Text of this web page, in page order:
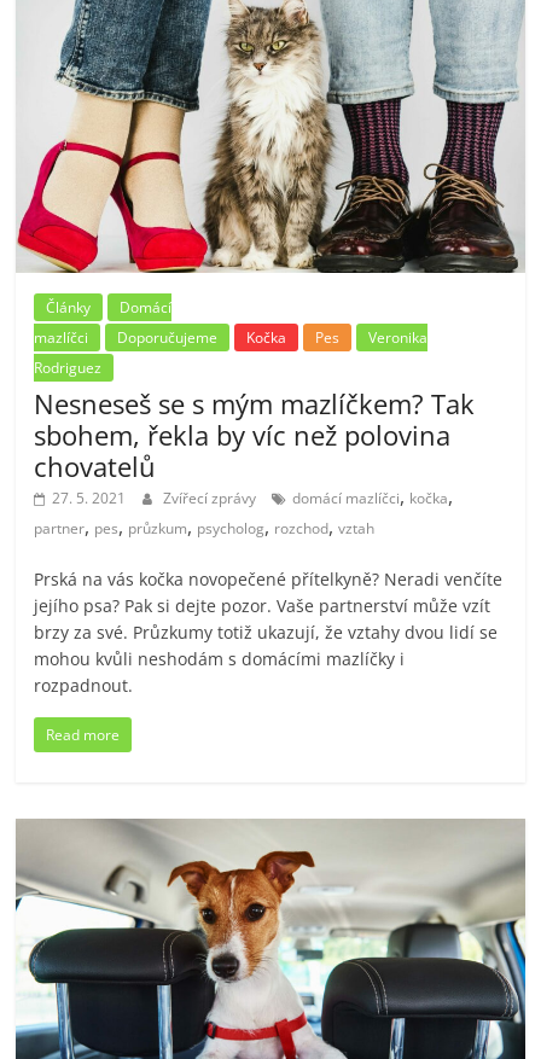
Články
Domácí
mazlíčci
Doporučujeme Kočka Pes
Veronika
Rodriguez
Nesneseš se s mým mazlíčkem? Tak
sbohem, řekla by víc než polovina
chovatelů
27. 5. 2021 Zvířecí zprávy domácí mazlíčci, kočka,
partner, pes, průzkum, psycholog, rozchod,vztah
Prská na vás kočka novopečené přítelkyně? Neradi venčíte
jejího psa? Pak si dejte pozor. Vaše partnerství může vzít
brzy za své. Průzkumy totiž ukazují, že vztahy dvou lidí se
mohou kvůli neshodám s domácími mazlíčky i
rozpadnout.
Read more